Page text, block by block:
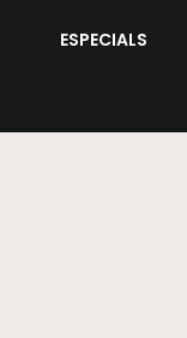
ESPECIALS